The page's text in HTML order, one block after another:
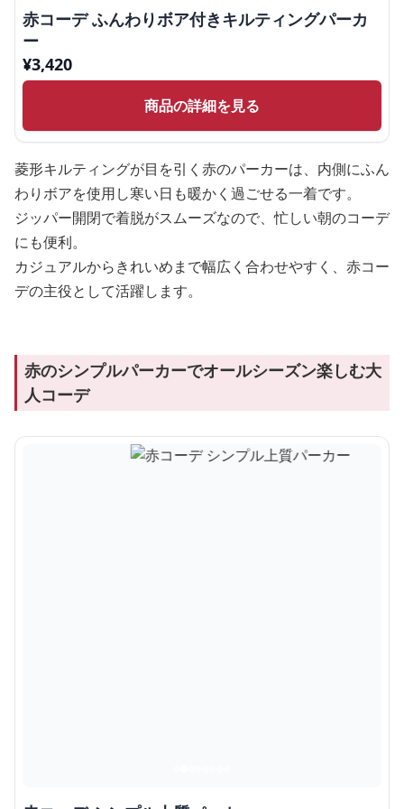
赤コーデ ふんわりボア付きキルティングパーカ
ー
¥3,420
商品の詳細を見る
菱形キルティングが目を引く赤のパーカーは、内側にふん
わりボアを使用し寒い日も暖かく過ごせる一着です。
ジッパー開閉で着脱がスムーズなので、忙しい朝のコーデ
にも便利。
カジュアルからきれいめまで幅広く合わせやすく、赤コー
デの主役として活躍します。
赤のシンプルパーカーでオールシーズン楽しむ大
人コーデ